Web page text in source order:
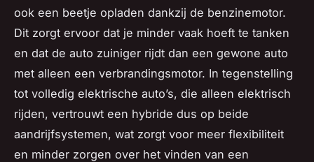
ook een beetje opladen dankzij de benzinemotor.
Dit zorgt ervoor dat je minder vaak hoeft te tanken
en dat de auto zuiniger rijdt dan een gewone auto
met alleen een verbrandingsmotor. In tegenstelling
tot volledig elektrische auto’s, die alleen elektrisch
rijden, vertrouwt een hybride dus op beide
aandrijfsystemen, wat zorgt voor meer flexibiliteit
en minder zorgen over het vinden van een